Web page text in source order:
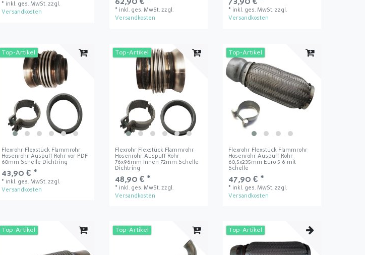
* inkl. ges. MwSt. zzgl.
Versandkosten
62,90 € *
* inkl. ges. MwSt. zzgl.
Versandkosten
73,90 € *
* inkl. ges. MwSt. zzgl.
Versandkosten
Top-Artikel
Flexrohr Flexstück Flammrohr
Hosenrohr Auspuff Rohr vor PDF
60mm Schelle Dichtring
43,90 € *
* inkl. ges. MwSt. zzgl.
Versandkosten
Top-Artikel
Flexrohr Flexstück Flammrohr
Hosenrohr Auspuff Rohr
76x96mm Innen 72mm Schelle
Dichtring
48,90 € *
* inkl. ges. MwSt. zzgl.
Versandkosten
Top-Artikel
Flexrohr Flexstück Flammrohr
Hosenrohr Auspuff Rohr
60,5x235mm Euro 5 6 mit
Schelle
47,90 € *
* inkl. ges. MwSt. zzgl.
Versandkosten
Top-Artikel Top-Artikel Top-Artikel